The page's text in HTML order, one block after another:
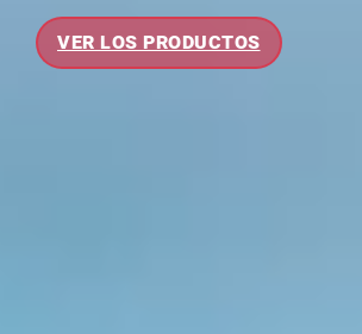
VER LOS PRODUCTOS